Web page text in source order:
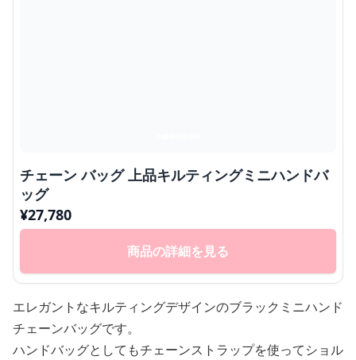
チェーン バッグ 上品キルティングミニハンドバ
ッグ
¥27,780
商品の詳細を見る
エレガントなキルティングデザインのブラックミニハンド
チェーンバッグです。
ハンドバッグとしてもチェーンストラップを使ってショル